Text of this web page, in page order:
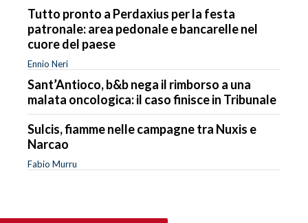
Tutto pronto a Perdaxius per la festa
patronale: area pedonale e bancarelle nel
cuore del paese
Ennio Neri
Sant’Antioco, b&b nega il rimborso a una
malata oncologica: il caso finisce in Tribunale
Sulcis, fiamme nelle campagne tra Nuxis e
Narcao
Fabio Murru